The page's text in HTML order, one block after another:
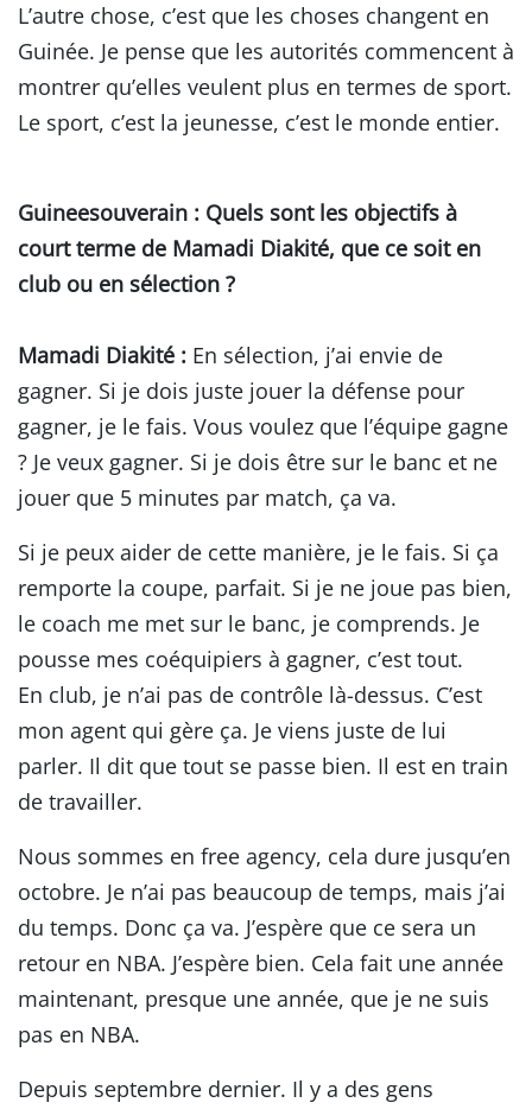
L’autre chose, c’est que les choses changent en
Guinée. Je pense que les autorités commencent à
montrer qu’elles veulent plus en termes de sport.
Le sport, c’est la jeunesse, c’est le monde entier.
Guineesouverain : Quels sont les objectifs à
court terme de Mamadi Diakité, que ce soit en
club ou en sélection ?
Mamadi Diakité : En sélection, j’ai envie de
gagner. Si je dois juste jouer la défense pour
gagner, je le fais. Vous voulez que l’équipe gagne
? Je veux gagner. Si je dois être sur le banc et ne
jouer que 5 minutes par match, ça va.
Si je peux aider de cette manière, je le fais. Si ça
remporte la coupe, parfait. Si je ne joue pas bien,
le coach me met sur le banc, je comprends. Je
pousse mes coéquipiers à gagner, c’est tout.
En club, je n’ai pas de contrôle là-dessus. C’est
mon agent qui gère ça. Je viens juste de lui
parler. Il dit que tout se passe bien. Il est en train
de travailler.
Nous sommes en free agency, cela dure jusqu’en
octobre. Je n’ai pas beaucoup de temps, mais j’ai
du temps. Donc ça va. J’espère que ce sera un
retour en NBA. J’espère bien. Cela fait une année
maintenant, presque une année, que je ne suis
pas en NBA.
Depuis septembre dernier. Il y a des gens